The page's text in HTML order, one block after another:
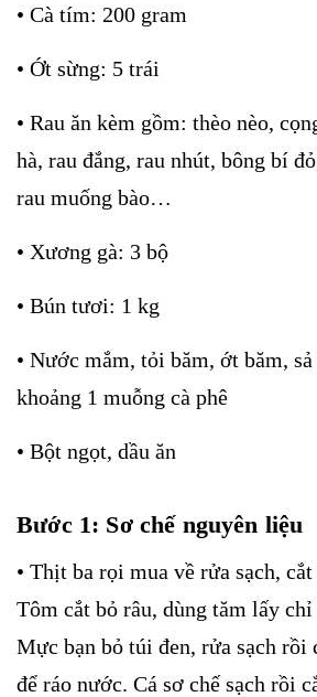
• Cà tím: 200 gram
• Ớt sừng: 5 trái
• Rau ăn kèm gồm: thèo nèo,
hà, rau đắng, rau nhút, bông bí
rau muống bào…
• Xương gà: 3 bộ
• Bún tươi: 1 kg
• Nước mắm, tỏi băm, ớt băm,
khoảng 1 muỗng cà phê
• Bột ngọt, dầu ăn
Bước 1: Sơ chế nguyên liệu
• Thịt ba rọi mua về rửa sạch,
Tôm cắt bỏ râu, dùng tăm lấy chỉ
Mực bạn bỏ túi đen, rửa sạch rồi
để ráo nước. Cá sơ chế sạch rồi